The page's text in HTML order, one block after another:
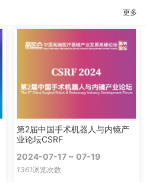
更多
第2届中国手术机器人与内镜产
业论坛CSRF
2024-07-17 ~ 07-19
1361浏览次数